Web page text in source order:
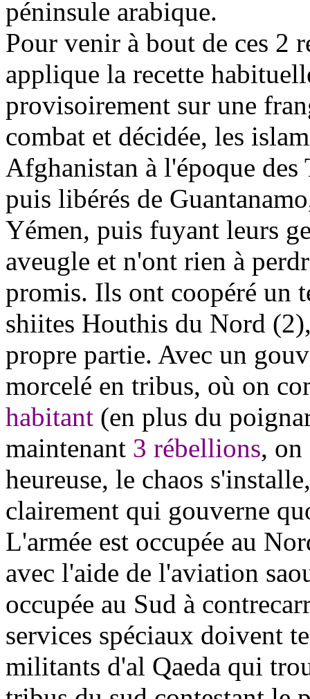
péninsule arabique.
Pour venir à bout de ces 2
applique la recette
provisoirement sur une
combat et décidée, les
Afghanistan à l'époque
puis libérés de
Yémen, puis fuyant leurs
aveugle et n'ont rien à
promis. Ils ont coopéré un
shiites Houthis du Nord
propre partie. Avec un
morcelé en tribus, où on
habitant (en plus du
maintenant 3 rébellions, on
heureuse, le chaos
clairement qui gouverne
L'armée est occupée au
avec l'aide de l'aviation
occupée au Sud à
services spéciaux doivent
militants d'al Qaeda qui